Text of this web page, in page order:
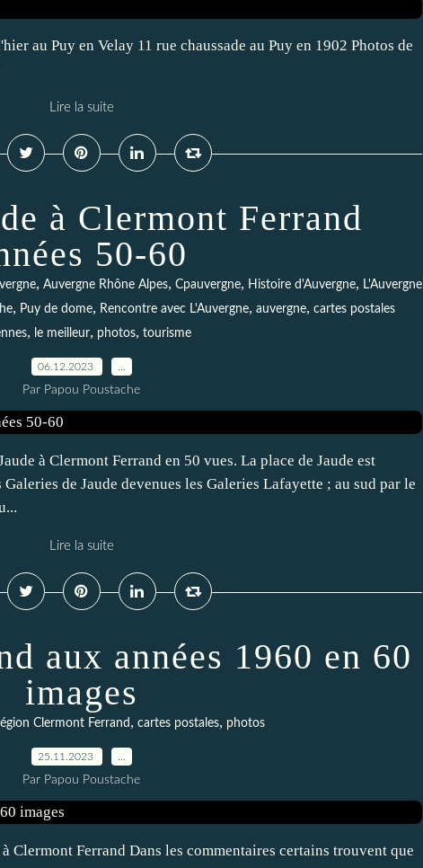
au Puy en Velay 11 rue chaussade au Puy en 1902 Photos de
Lire la suite
à Clermont Ferrand
50-60
, Auvergne Rhône Alpes, Cpauvergne, Histoire d'Auvergne, L'Auvergne
, Puy de dome, Rencontre avec L'Auvergne, auvergne, cartes postales
, le meilleur, photos, tourisme
06.12.2023
Par Papou Poustache
à Clermont Ferrand en 50 vues. La place de Jaude est
de Jaude devenues les Galeries Lafayette ; au sud par le
Lire la suite
aux années 1960 en 60
images
Clermont Ferrand , cartes postales, photos
25.11.2023
Par Papou Poustache
Clermont Ferrand Dans les commentaires certains trouvent que